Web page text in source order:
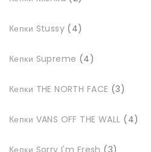
товари
Кепки Stussy 4товари
Кепки Supreme 4товари
Кепки THE NORTH FACE 3товари
Кепки VANS OFF THE WALL 4